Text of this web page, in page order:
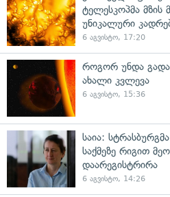
ტელესკოპმა მზის
უნიკალური
6 აგვისტო, 17:20
როგორ უნდა
ახალი კვლევა
6 აგვისტო, 15:36
საია:
საქმეზე რიგით
დაარეგისტრირა
6 აგვისტო, 14:26